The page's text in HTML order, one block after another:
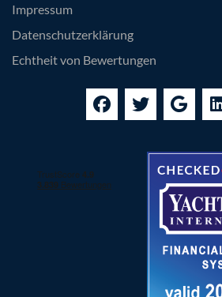
Impressum
Datenschutzerklärung
Echtheit von Bewertungen